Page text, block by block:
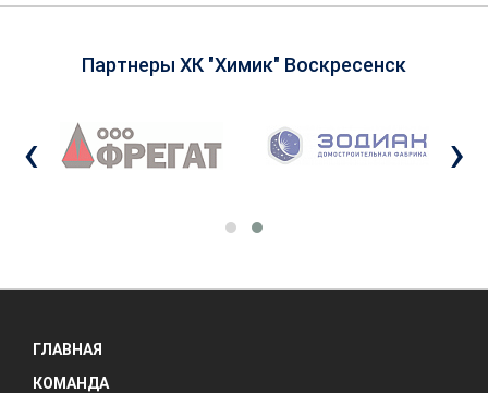
Партнеры ХК "Химик" Воскресенск
‹ ›
ГЛАВНАЯ
КОМАНДА